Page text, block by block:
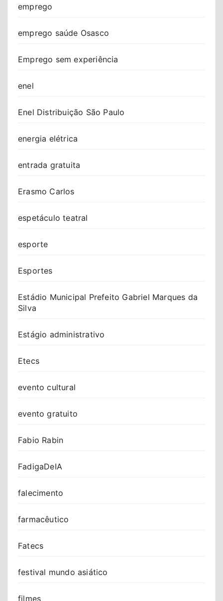
emprego
emprego saúde Osasco
Emprego sem experiência
enel
Enel Distribuição São Paulo
energia elétrica
entrada gratuita
Erasmo Carlos
espetáculo teatral
esporte
Esportes
Estádio Municipal Prefeito Gabriel Marques da
Silva
Estágio administrativo
Etecs
evento cultural
evento gratuito
Fabio Rabin
FadigaDeIA
falecimento
farmacêutico
Fatecs
festival mundo asiático
filmes